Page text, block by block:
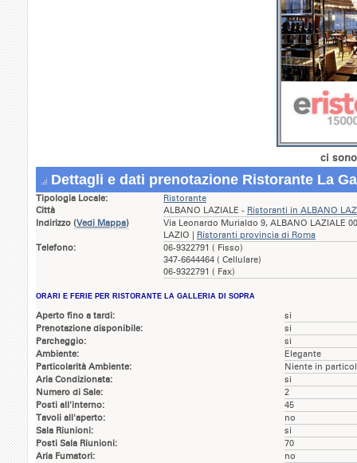
ci
Dettagli e dati prenotazione Ristorante La
Tipologia Locale:
Ristorante
Città
ALBANO LAZIALE - Ristoranti in ALBANO
Indirizzo (Vedi Mappa)
Via Leonardo Murialdo 9, ALBANO LAZIALE
LAZIO | Ristoranti provincia di Roma
Telefono:
06-9322791 ( Fisso)
347-6644464 ( Cellulare)
06-9322791 ( Fax)
ORARI E FERIE PER RISTORANTE LA GALLERIA DI SOPRA
Aperto fino a tardi:
si
Prenotazione disponibile:
si
Parcheggio:
si
Ambiente:
Elegante
Particolarità Ambiente:
Niente in
Aria Condizionata:
si
Numero di Sale:
2
Posti all'interno:
45
Tavoli all'aperto:
no
Sala Riunioni:
si
Posti Sala Riunioni:
70
Aria Fumatori:
no